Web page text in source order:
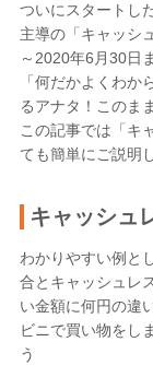
ついにスタートし
主導の「キャッシ
～2020年6月30日
「何だかよくわ
るアナタ！このま
この記事では「キ
ても簡単にご説明
キャッシュ
わかりやすい例と
合とキャッシュレ
い金額に何円の違
ビニで買い物をし
う